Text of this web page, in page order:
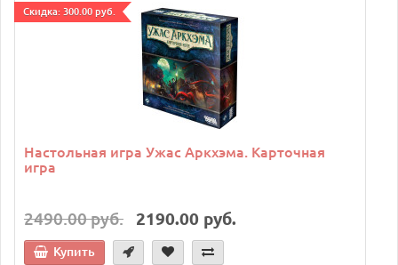
Cкидка: 300.00 руб.
Настольная игра Ужас Аркхэма. Карточная
игра
2490.00 руб. 2190.00 руб.
Купить